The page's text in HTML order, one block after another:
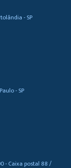
- SP
- SP
- Caixa postal 88 /